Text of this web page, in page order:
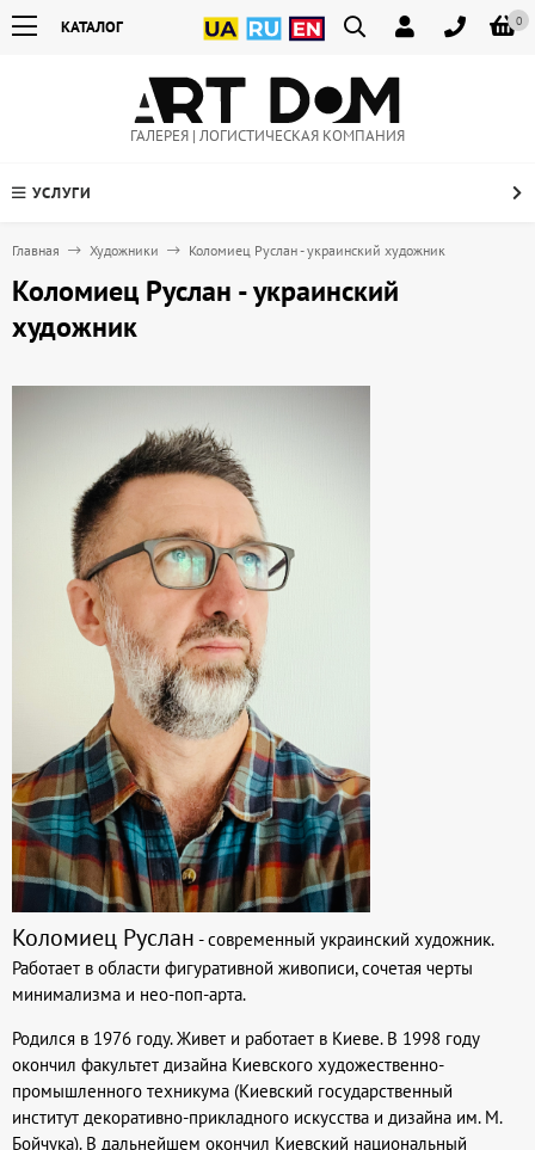
0
КАТАЛОГ
ГАЛЕРЕЯ | ЛОГИСТИЧЕСКАЯ КОМПАНИЯ
УСЛУГИ
Главная Художники Коломиец Руслан - украинский художник
Коломиец Руслан - украинский
художник
Коломиец Руслан - современный украинский художник.
Работает в области фигуративной живописи, сочетая черты
минимализма и нео-поп-арта.
Родился в 1976 году. Живет и работает в Киеве. В 1998 году
окончил факультет дизайна Киевского художественно-
промышленного техникума (Киевский государственный
институт декоративно-прикладного искусства и дизайна им. М.
Бойчука). В дальнейшем окончил Киевский национальный